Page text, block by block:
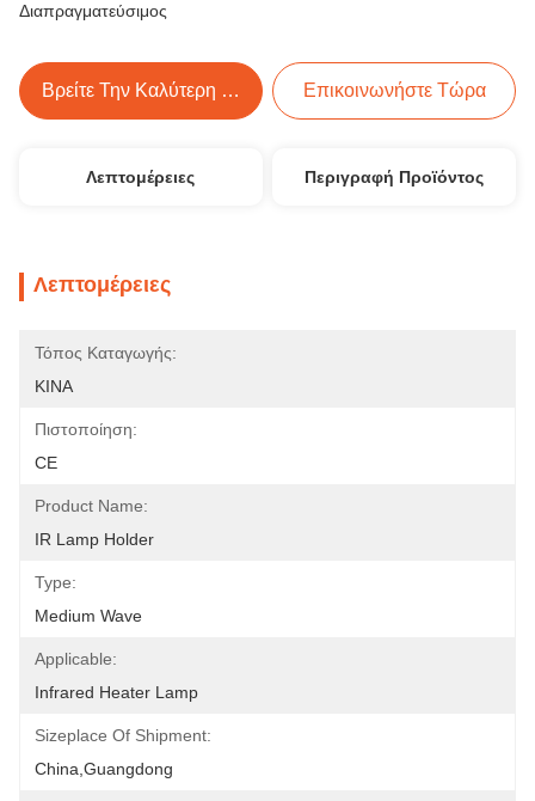
Διαπραγματεύσιμος
Βρείτε Την Καλύτερη Τιμή Επικοινωνήστε Τώρα
Λεπτομέρειες Περιγραφή Προϊόντος
Λεπτομέρειες
Τόπος Καταγωγής:
ΚΙΝΑ
Πιστοποίηση:
CE
Product Name:
IR Lamp Holder
Type:
Medium Wave
Applicable:
Infrared Heater Lamp
Sizeplace Of Shipment:
China,Guangdong